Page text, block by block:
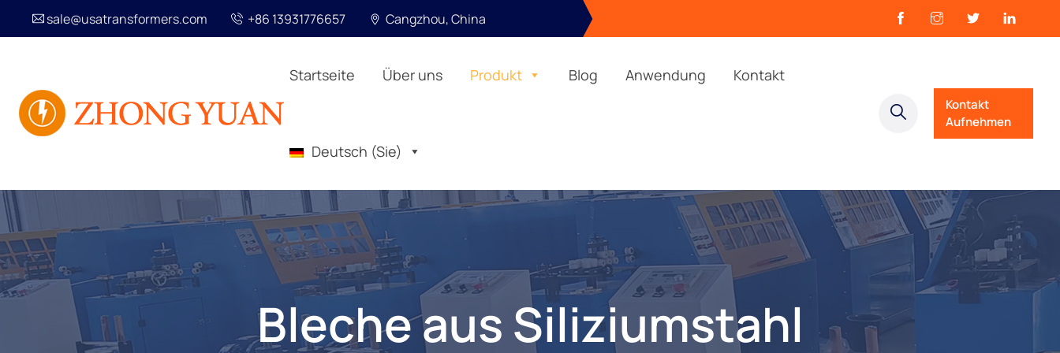
sale@usatransformers.com +86 13931776657 Cangzhou, China
Startseite Über uns Produkt Blog Anwendung Kontakt
Deutsch (Sie)
Kontakt
Aufnehmen
Bleche aus Siliziumstahl